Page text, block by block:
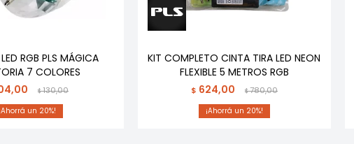
RGB PLS MÁGICA
7 COLORES
$130,00
20
KIT COMPLETO CINTA TIRA LED NEON
FLEXIBLE 5 METROS RGB
$ 624,00 $780,00
20